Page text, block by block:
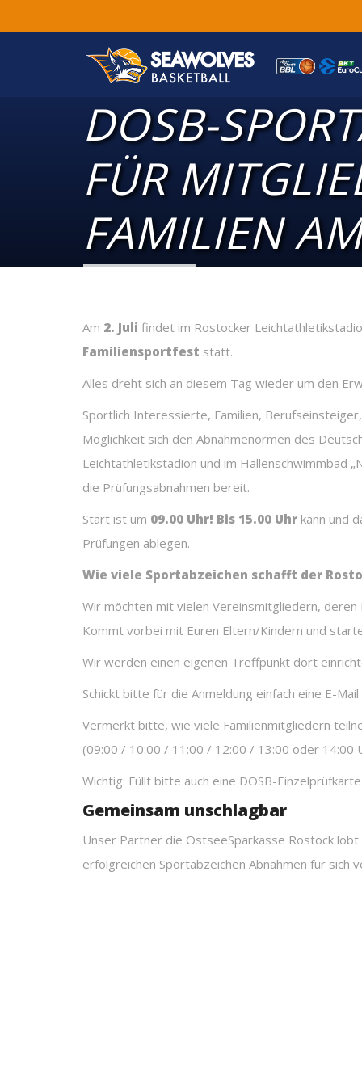
DOSB-
FÜR
FAMILIEN
Am 2. Juli findet im Rostocker
Familiensportfest statt.
Alles dreht sich an diesem Tag wieder um den
Sportlich Interessierte, Familien,
Möglichkeit sich den Abnahmenormen des
Leichtathletikstadion und im Hallenschwimmbad
die Prüfungsabnahmen bereit.
Start ist um 09.00 Uhr! Bis 15.00 Uhr kann und
Prüfungen ablegen.
Wie viele Sportabzeichen schafft der
Wir möchten mit vielen Vereinsmitgliedern,
Kommt vorbei mit Euren Eltern/Kindern und
Wir werden einen eigenen Treffpunkt dort
Schickt bitte für die Anmeldung einfach eine E-
Vermerkt bitte, wie viele Familienmitgliedern
(09:00 / 10:00 / 11:00 / 12:00 / 13:00 oder 14:00
Wichtig: Füllt bitte auch eine DOSB-
Gemeinsam unschlagbar
Unser Partner die OstseeSparkasse Rostock lobt
erfolgreichen Sportabzeichen Abnahmen für sich